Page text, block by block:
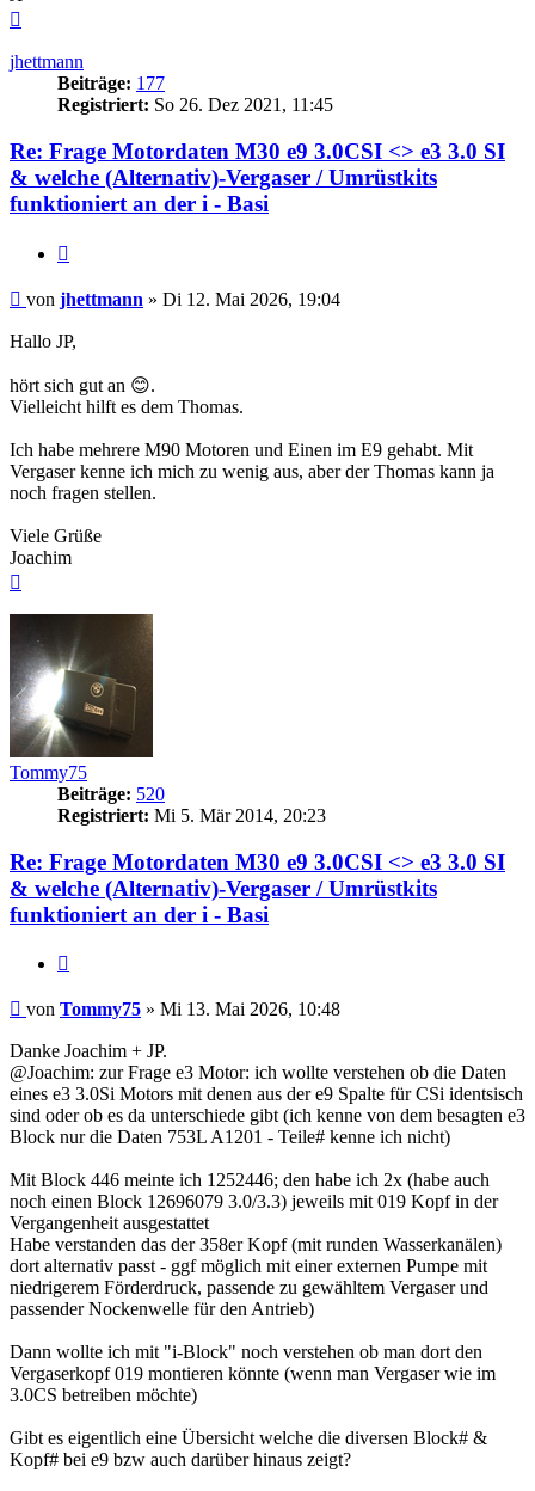
jhettmann
Beiträge: 177
Registriert: So 26. Dez 2021, 11:45
Re: Frage Motordaten M30 e9 3.0CSI <> e3 3.0 SI
& welche (Alternativ)-Vergaser / Umrüstkits
funktioniert an der i - Basi
Beitrag
von jhettmann » Di 12. Mai 2026, 19:04
Hallo JP,
hört sich gut an 😊.
Vielleicht hilft es dem Thomas.
Ich habe mehrere M90 Motoren und Einen im E9 gehabt. Mit
Vergaser kenne ich mich zu wenig aus, aber der Thomas kann ja
noch fragen stellen.
Viele Grüße
Joachim
Tommy75
Beiträge: 520
Registriert: Mi 5. Mär 2014, 20:23
Re: Frage Motordaten M30 e9 3.0CSI <> e3 3.0 SI
& welche (Alternativ)-Vergaser / Umrüstkits
funktioniert an der i - Basi
Beitrag
von Tommy75 » Mi 13. Mai 2026, 10:48
Danke Joachim + JP.
@Joachim: zur Frage e3 Motor: ich wollte verstehen ob die Daten
eines e3 3.0Si Motors mit denen aus der e9 Spalte für CSi identsisch
sind oder ob es da unterschiede gibt (ich kenne von dem besagten e3
Block nur die Daten 753L A1201 - Teile# kenne ich nicht)
Mit Block 446 meinte ich 1252446; den habe ich 2x (habe auch
noch einen Block 12696079 3.0/3.3) jeweils mit 019 Kopf in der
Vergangenheit ausgestattet
Habe verstanden das der 358er Kopf (mit runden Wasserkanälen)
dort alternativ passt - ggf möglich mit einer externen Pumpe mit
niedrigerem Förderdruck, passende zu gewähltem Vergaser und
passender Nockenwelle für den Antrieb)
Dann wollte ich mit "i-Block" noch verstehen ob man dort den
Vergaserkopf 019 montieren könnte (wenn man Vergaser wie im
3.0CS betreiben möchte)
Gibt es eigentlich eine Übersicht welche die diversen Block# &
Kopf# bei e9 bzw auch darüber hinaus zeigt?